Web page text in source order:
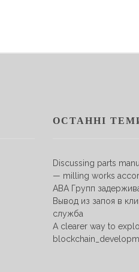
ОСТАННІ
Discussing parts
— milling works
АВА Групп
Вывод из запоя в
служба
A clearer way to